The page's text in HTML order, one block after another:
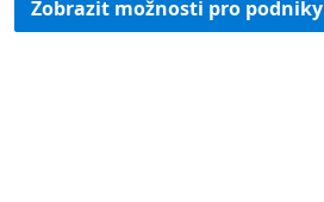
Zobrazit možnosti pro podniky